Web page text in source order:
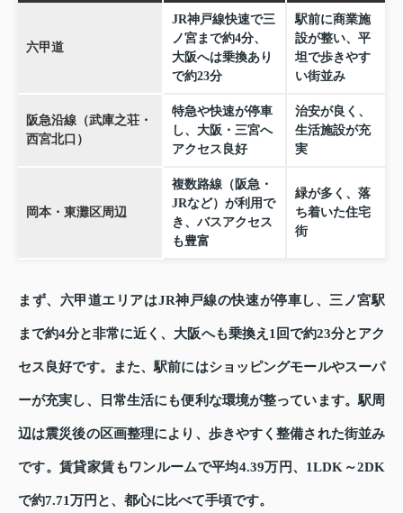
六甲道
JR神戸線快速で三
ノ宮まで約4分、
大阪へは乗換あり
で約23分
駅前に商業施
設が整い、平
坦で歩きやす
い街並み
阪急沿線（武庫之荘・
西宮北口）
特急や快速が停車
し、大阪・三宮へ
アクセス良好
治安が良く、
生活施設が充
実
岡本・東灘区周辺
複数路線（阪急・
JRなど）が利用で
き、バスアクセス
も豊富
緑が多く、落
ち着いた住宅
街
まず、六甲道エリアはJR神戸線の快速が停車し、三ノ宮駅
まで約4分と非常に近く、大阪へも乗換え1回で約23分とアク
セス良好です。また、駅前にはショッピングモールやスーパ
ーが充実し、日常生活にも便利な環境が整っています。駅周
辺は震災後の区画整理により、歩きやすく整備された街並み
です。賃貸家賃もワンルームで平均4.39万円、1LDK～2DK
で約7.71万円と、都心に比べて手頃です。